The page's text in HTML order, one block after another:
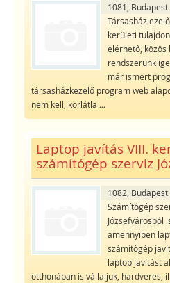
1081, Budapest
kerületi
elérhető, közös
rendszerünk
már ismert
társasházkezelő program web
nem kell, korlátla ...
Laptop javítás VIII.
számítógép szerviz
1082, Budapest
Számítógép
Józsefvárosból
amennyiben
számítógép
laptop javítást
otthonában is vállaljuk, hardveres,